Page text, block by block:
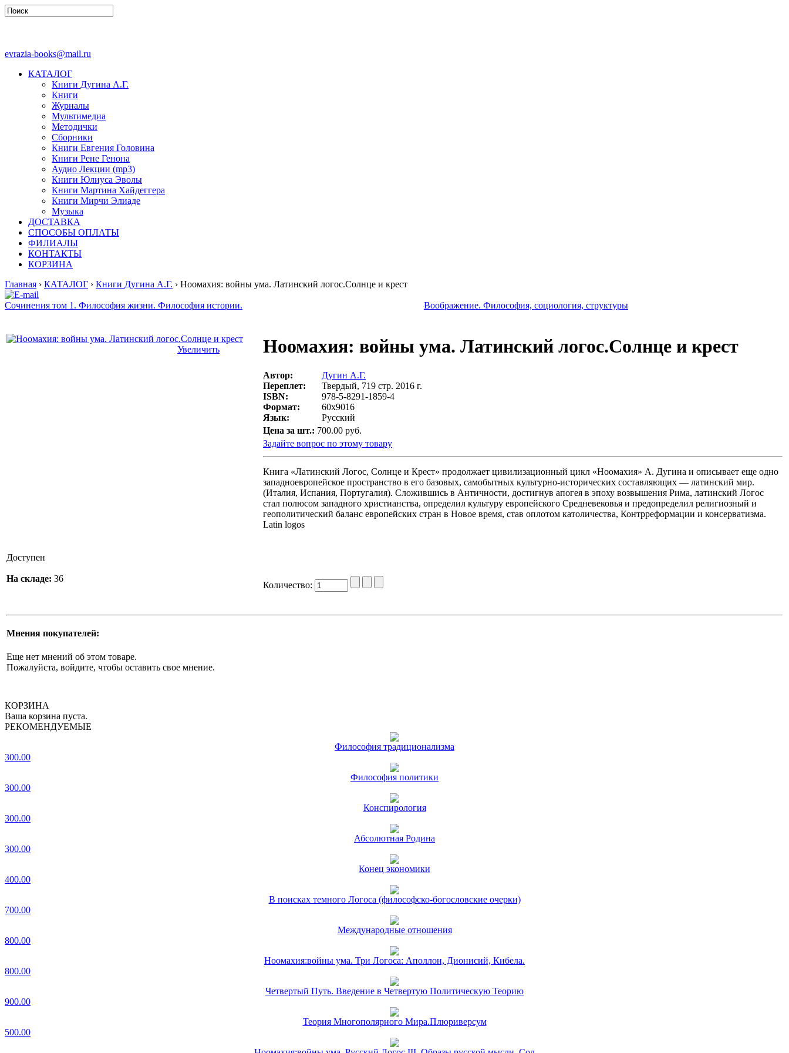
evrazia-books@mail.ru
КАТАЛОГ
Книги Дугина А.Г.
Книги
Журналы
Мультимедиа
Методички
Сборники
Книги Евгения Головина
Книги Рене Генона
Аудио Лекции (mp3)
Книги Юлиуса Эволы
Книги Мартина Хайдеггера
Книги Мирчи Элиаде
Музыка
ДОСТАВКА
СПОСОБЫ ОПЛАТЫ
ФИЛИАЛЫ
КОНТАКТЫ
КОРЗИНА
Главная › КАТАЛОГ › Книги Дугина А.Г. › Ноомахия: войны ума. Латинский логос.Солнце и крест
Сочинения том 1. Философия жизни. Философия истории. Воображение. Философия, социология, структуры
Увеличить Ноомахия: войны ума. Латинский логос.Солнце и крест
Автор:
Дугин А.Г.
Переплет:
Твердый, 719 стр. 2016 г.
ISBN:
978-5-8291-1859-4
Формат:
60х9016
Язык:
Русский
Цена за шт.: 700.00 руб.
Задайте вопрос по этому товару
Книга «Латинский Логос, Солнце и Крест» продолжает цивилизационный цикл «Ноомахия» А. Дугина и описывает еще одно
западноевропейское пространство в его базовых, самобытных культурно-исторических составляющих — латинский мир.
(Италия, Испания, Португалия). Сложившись в Античности, достигнув апогея в эпоху возвышения Рима, латинский Логос
стал полюсом западного христианства, определил культуру европейского Средневековья и предопределил религиозный и
геополитический баланс европейских стран в Новое время, став оплотом католичества, Контрреформации и консерватизма.
Latin logos
Доступен
На складе: 36
Количество:
Мнения покупателей:
Еще нет мнений об этом товаре.
Пожалуйста, войдите, чтобы оставить свое мнение.
КОРЗИНА
Ваша корзина пуста.
РЕКОМЕНДУЕМЫЕ
Философия традиционализма
300.00
Философия политики
300.00
Конспирология
300.00
Абсолютная Родина
300.00
Конец экономики
400.00
В поисках темного Логоса (философско-богословские очерки)
700.00
Международные отношения
800.00
Ноомахия:войны ума. Три Логоса: Аполлон, Дионисий, Кибела.
800.00
Четвертый Путь. Введение в Четвертую Политическую Теорию
900.00
Теория Многополярного Мира.Плюриверсум
500.00